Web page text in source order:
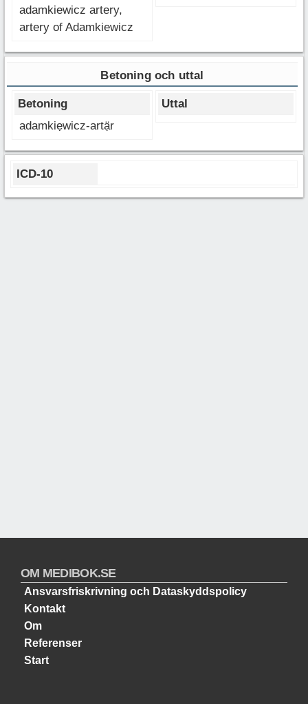
adamkiewicz artery,
artery of Adamkiewicz
Betoning och uttal
Betoning
adamkiẹwicz-artạ̈r
Uttal
ICD-10
OM MEDIBOK.SE
Ansvarsfriskrivning och Dataskyddspolicy
Kontakt
Om
Referenser
Start